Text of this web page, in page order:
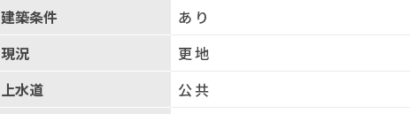
建築条件
あり
現況
更地
上水道
公共